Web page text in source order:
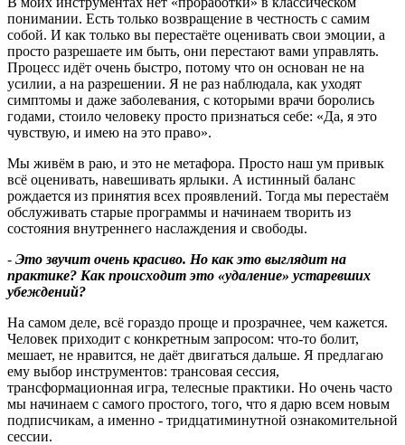
понимании. Есть только возвращение в честность с самим
собой. И как только вы перестаёте оценивать свои эмоции, а
просто разрешаете им быть, они перестают вами управлять.
Процесс идёт очень быстро, потому что он основан не на
усилии, а на разрешении. Я не раз наблюдала, как уходят
симптомы и даже заболевания, с которыми врачи боролись
годами, стоило человеку просто признаться себе: «Да, я это
чувствую, и имею на это право».
Мы живём в раю, и это не метафора. Просто наш ум привык
всё оценивать, навешивать ярлыки. А истинный баланс
рождается из принятия всех проявлений. Тогда мы перестаём
обслуживать старые программы и начинаем творить из
состояния внутреннего наслаждения и свободы.
- Это звучит очень красиво. Но как это выглядит на
практике? Как происходит это «удаление» устаревших
убеждений?
На самом деле, всё гораздо проще и прозрачнее, чем кажется.
Человек приходит с конкретным запросом: что-то болит,
мешает, не нравится, не даёт двигаться дальше. Я предлагаю
ему выбор инструментов: трансовая сессия,
трансформационная игра, телесные практики. Но очень часто
мы начинаем с самого простого, того, что я дарю всем новым
подписчикам, а именно - тридцатиминутной ознакомительной
сессии.